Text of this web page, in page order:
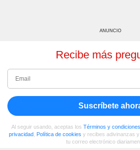
ANUNCIO
Recibe más
Suscríbete
Al seguir usando, aceptas los Términos y condiciones
privacidad, Política de cookies y recibes adivinanzas
tu correo electrónico